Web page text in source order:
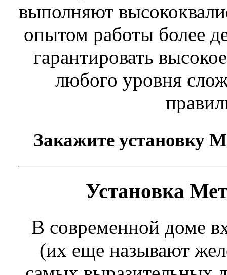
выполняют
опытом работы более
гарантировать
любого уровня
Закажите установку
Установка
В современной доме
(их еще называют